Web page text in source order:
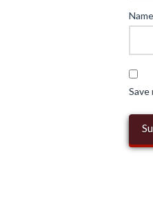
Save